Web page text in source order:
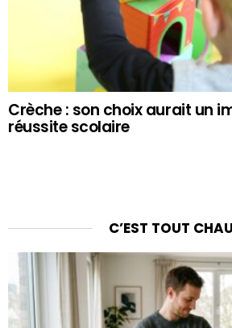
Crèche : son choix aurait un
réussite scolaire
C’EST TOUT